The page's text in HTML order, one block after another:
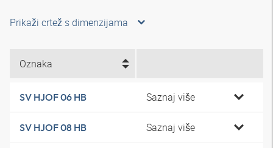
Prikaži crtež s dimenzijama
Oznaka
SV HJOF 06 HB Saznaj više
SV HJOF 08 HB Saznaj više